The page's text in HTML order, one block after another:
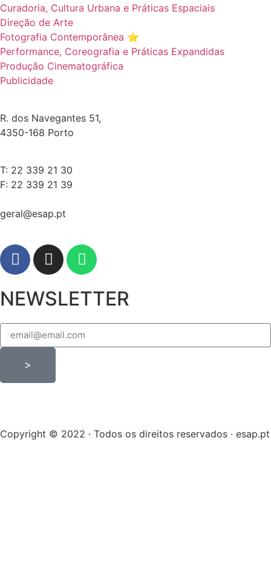
Curadoria, Cultura Urbana e Práticas Espaciais
Direção de Arte
Fotografia Contemporânea ⭐️
Performance, Coreografia e Práticas Expandidas
Produção Cinematográfica
Publicidade
R. dos Navegantes 51,
4350-168 Porto
T: 22 339 21 30
F: 22 339 21 39
geral@esap.pt
NEWSLETTER
>
Copyright © 2022 · Todos os direitos reservados · esap.pt